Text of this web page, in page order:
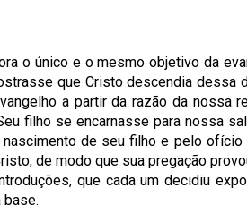
o único e o mesmo objetivo da
que Cristo descendia
a partir da razão da nossa
filho se encarnasse para nossa
de seu filho e pelo
de modo que sua pregação
que cada um decidiu